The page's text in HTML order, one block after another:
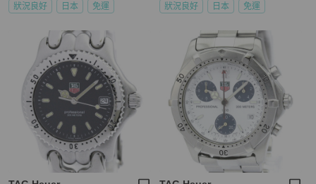
狀況良好 日本 免運 狀況良好 日本 免運